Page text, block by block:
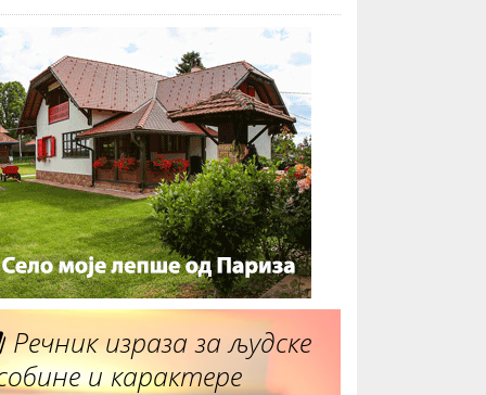
Речник израза за људске
и карактере